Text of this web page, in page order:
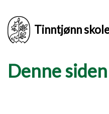
Tinntjønn
Denne